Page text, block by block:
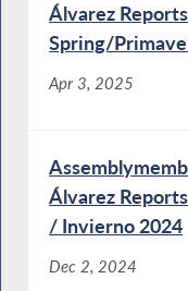
Álvarez
Spring/
Apr 3, 2025
Álvarez
/ Invierno 2024
Dec 2, 2024